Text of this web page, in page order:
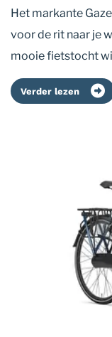
Het markante
voor de rit naar je
mooie fietstocht
Verder lezen